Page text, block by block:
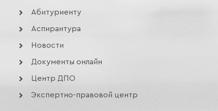
Абитуриенту
Аспирантура
Новости
Документы онлайн
Центр ДПО
Экспертно-правовой центр